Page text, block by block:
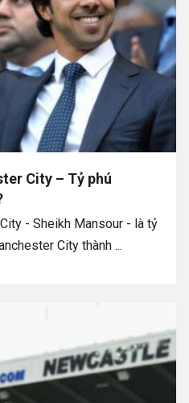
City – Tỷ phú
- Sheikh Mansour - là tỷ
City thành ...